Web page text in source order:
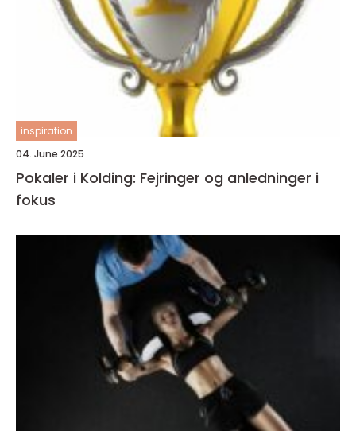
inspiration
04. June 2025
Pokaler i Kolding: Fejringer og anledninger i
fokus